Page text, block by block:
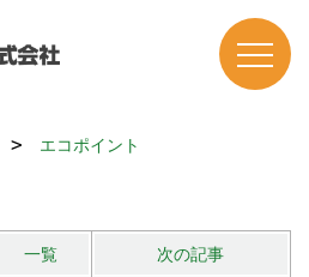
エコポイント
一覧 次の記事